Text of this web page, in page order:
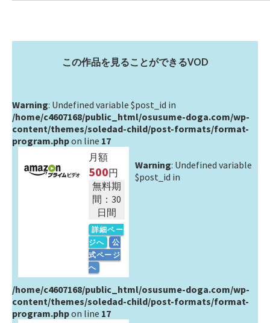
この作品を見ることができるVOD
Warning: Undefined variable $post_id in
/home/c4607168/public_html/osusume-doga.com/wp-
content/themes/soledad-child/post-formats/format-
program.phpon line 17
月額
500円
無料期
間：30
日間
詳細ペー
ジへ
公
式ページ
へ
Warning: Undefined variable
$post_id in
/home/c4607168/public_html/osusume-doga.com/wp-
content/themes/soledad-child/post-formats/format-
program.phpon line 17